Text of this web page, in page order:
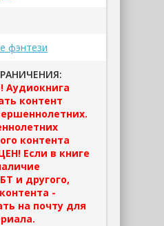
фэнтези
Аудиокнига
контент
контента
Если в книге
и другого,
-
на почту для